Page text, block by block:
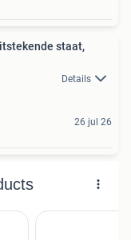
staat,
Details
26 jul 26